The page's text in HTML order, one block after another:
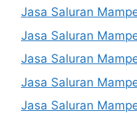
Jasa Saluran
Jasa Saluran
Jasa Saluran
Jasa Saluran
Jasa Saluran